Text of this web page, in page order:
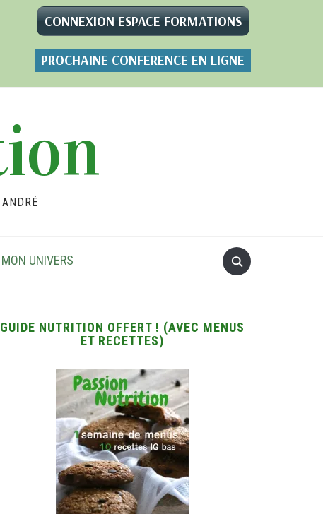
CONNEXION ESPACE FORMATIONS
PROCHAINE CONFERENCE EN LIGNE
MON UNIVERS
GUIDE NUTRITION OFFERT ! (AVEC MENUS
ET RECETTES)